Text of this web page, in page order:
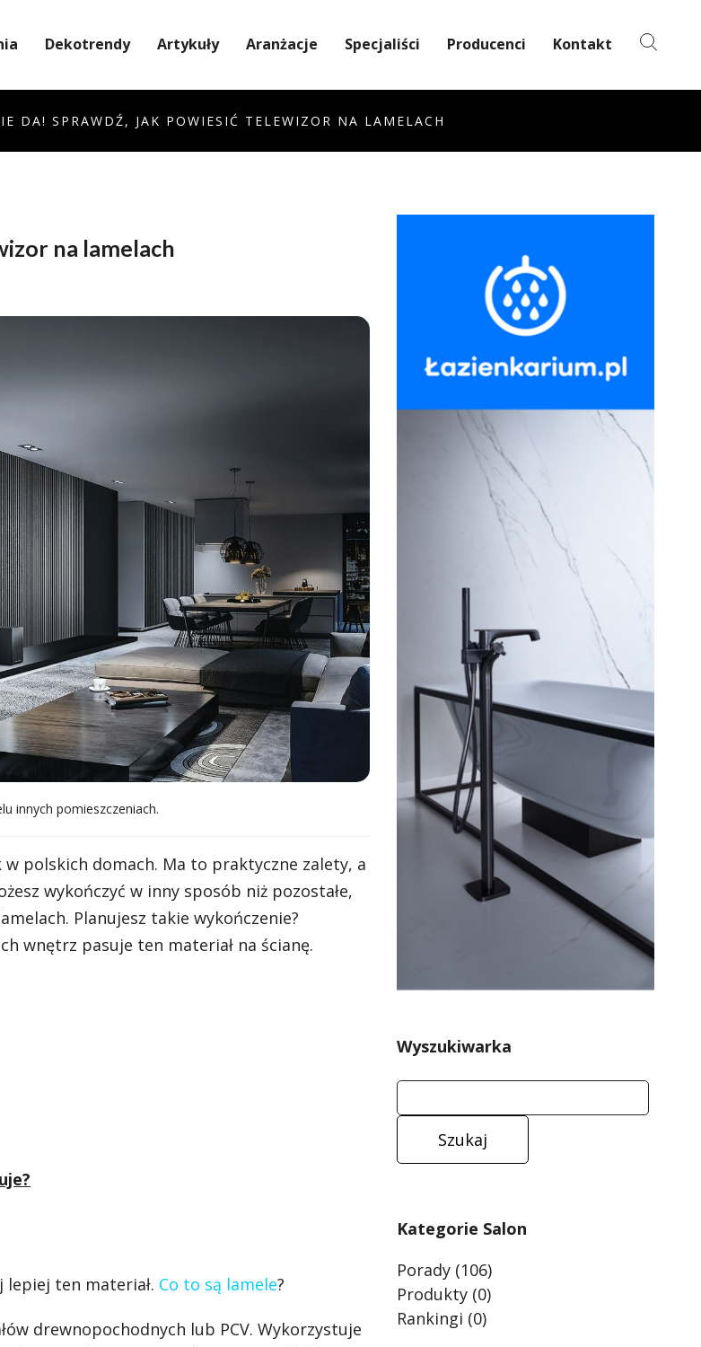
Dekotrendy Artykuły Aranżacje Specjaliści Producenci Kontakt
DA! SPRAWDŹ, JAK POWIESIĆ TELEWIZOR NA LAMELACH
na lamelach
innych pomieszczeniach.
polskich domach. Ma to praktyczne zalety, a
wykończyć w inny sposób niż pozostałe,
Planujesz takie wykończenie?
wnętrz pasuje ten materiał na ścianę.
lepiej ten materiał. Co to są lamele?
drewnopochodnych lub PCV. Wykorzystuje
Wyszukiwarka
Kategorie Salon
Porady(106)
Produkty(0)
Rankingi (0)